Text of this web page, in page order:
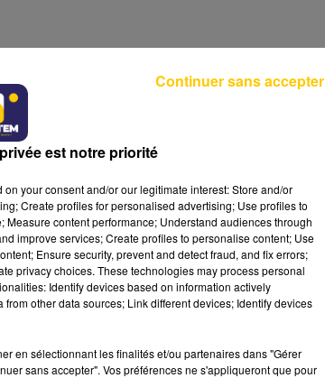
dans le Cantal, le pays
de nos
est notre priorité
your consent and/or our legitimate interest: Store and/or
Create profiles for personalised advertising; Use profiles to
content performance; Understand audiences through
improve services; Create profiles to personalise content; Use
Ensure security, prevent and detect fraud, and fix errors;
privacy choices. These technologies may process personal
Identify devices based on information actively
other data sources; Link different devices; Identify devices
en sélectionnant les finalités et/ou partenaires dans "Gérer
sans accepter". Vos préférences ne s'appliqueront que pour
Continuer sans accepter